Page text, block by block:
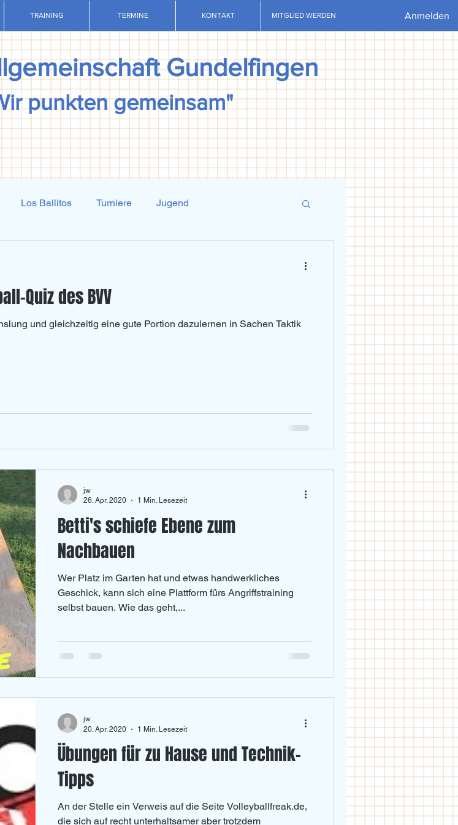
TRAINING TERMINE KONTAKT MITGLIED WERDEN Anmelden
Gundelfingen
punkten gemeinsam"
Los Ballitos Turniere Jugend
Quiz des BVV
und gleichzeitig eine gute Portion dazulernen in Sachen Taktik
Betti's schiefe Ebene zum
Nachbauen
Wer Platz im Garten hat und etwas handwerkliches
Geschick, kann sich eine Plattform fürs Angriffstraining
selbst bauen. Wie das geht,...
jw
26. Apr. 2020
1 Min. Lesezeit
Übungen für zu Hause und Technik-
Tipps
An der Stelle ein Verweis auf die Seite Volleyballfreak.de,
die sich auf recht unterhaltsamer aber trotzdem
jw
20. Apr. 2020
1 Min. Lesezeit